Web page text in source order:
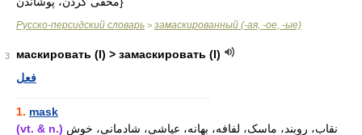
Русско-персидский словарь > замаскированный (-ая, -ое, -ые)
3
маскировать (I) > замаскировать (I)
فعل
1. mask
(vt. & n.)